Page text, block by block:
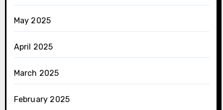
May 2025
April 2025
March 2025
February 2025